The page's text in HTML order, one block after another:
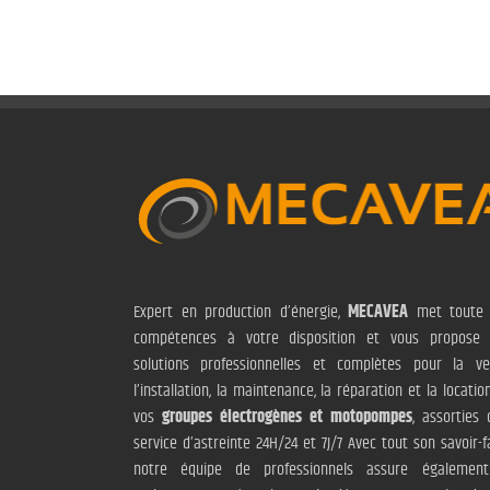
Expert en production d’énergie,MECAVEA met toute
compétences à votre disposition et vous propose
solutions professionnelles et complètes pour la
l’installation, la maintenance, la réparation et la
vos groupes électrogènes et motopompes, assorties
service d’astreinte 24H/24 et 7J/7 Avec tout son savoir-
notre équipe de professionnels assure